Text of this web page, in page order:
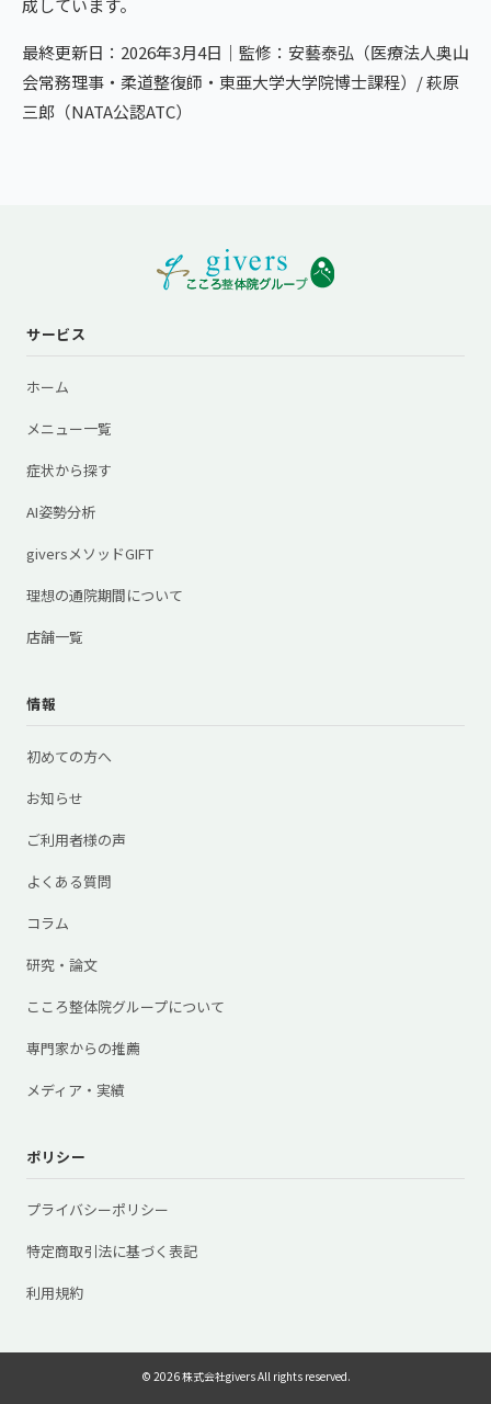
成しています。
最終更新日：2026年3月4日｜監修：安藝泰弘（医療法人奥山
会常務理事・柔道整復師・東亜大学大学院博士課程）/ 萩原
三郎（NATA公認ATC）
サービス
ホーム
メニュー一覧
症状から探す
AI姿勢分析
giversメソッドGIFT
理想の通院期間について
店舗一覧
情報
初めての方へ
お知らせ
ご利用者様の声
よくある質問
コラム
研究・論文
こころ整体院グループについて
専門家からの推薦
メディア・実績
ポリシー
プライバシーポリシー
特定商取引法に基づく表記
利用規約
© 2026 株式会社givers All rights reserved.